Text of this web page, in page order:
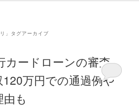
」タグアーカイブ
カードローンの審査
万円での通過例や
も